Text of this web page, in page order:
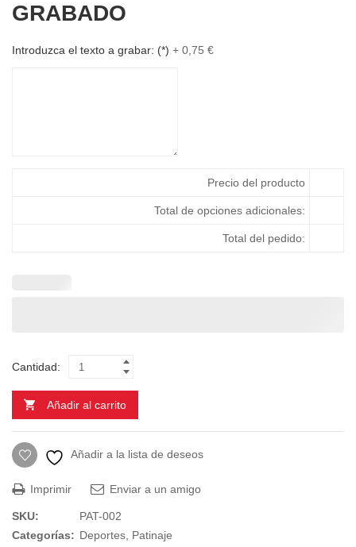
19,03 €
GRABADO
Introduzca el texto a grabar: (*) + 0,75 €
Precio del producto
Total de opciones adicionales:
Total del pedido:
Cantidad:
Añadir al carrito
Añadir a la lista de deseos
Imprimir Enviar a un amigo
SKU:
PAT-002
Categorías: Deportes, Patinaje